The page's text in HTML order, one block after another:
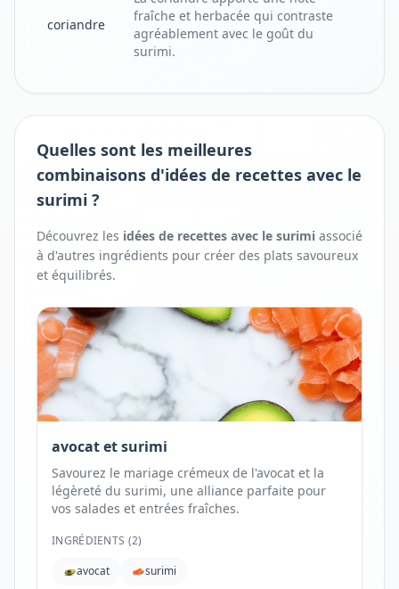
coriandre
fraîche et herbacée qui contraste
agréablement avec le goût du
surimi.
Quelles sont les meilleures
combinaisons d'idées de recettes avec le
surimi ?
Découvrez les idées de recettes avec le surimi associé
à d'autres ingrédients pour créer des plats savoureux
et équilibrés.
avocat et surimi
Savourez le mariage crémeux de l'avocat et la
légèreté du surimi, une alliance parfaite pour
vos salades et entrées fraîches.
INGRÉDIENTS (2)
avocat
surimi